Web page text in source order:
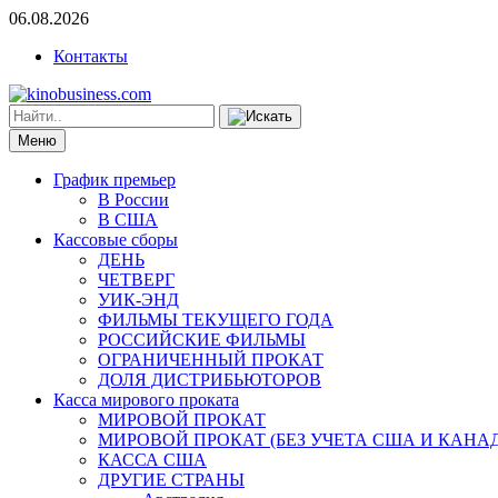
06.08.2026
Контакты
Меню
График премьер
В России
В США
Кассовые сборы
ДЕНЬ
ЧЕТВЕРГ
УИК-ЭНД
ФИЛЬМЫ ТЕКУЩЕГО ГОДА
РОССИЙСКИЕ ФИЛЬМЫ
ОГРАНИЧЕННЫЙ ПРОКАТ
ДОЛЯ ДИСТРИБЬЮТОРОВ
Касса мирового проката
МИРОВОЙ ПРОКАТ
МИРОВОЙ ПРОКАТ (БЕЗ УЧЕТА США И
КАССА США
ДРУГИЕ СТРАНЫ